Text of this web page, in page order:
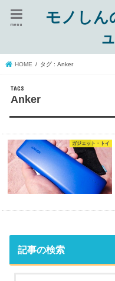
モノしん
menu
HOME タグ : Anker
Anker
ガジェット・トイ
記事の検索